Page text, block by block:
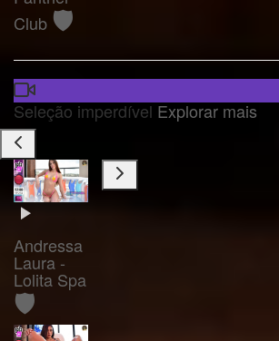
Club 🛡️
Seleção imperdível Explorar mais
Andressa
Laura -
Lolita Spa
🛡️